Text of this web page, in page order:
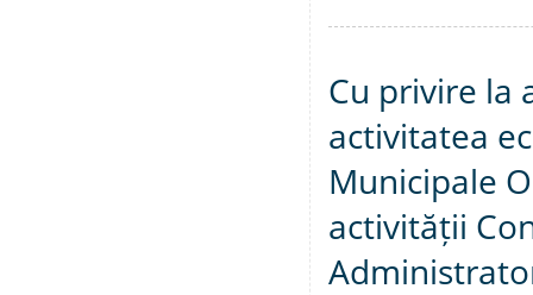
Cu privire la
activitatea
Municipale
activității